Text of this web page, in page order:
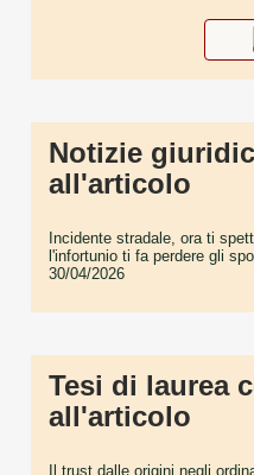
Notizie
all'articolo
Incidente stradale, ora ti
l'infortunio ti fa perdere gli
30/04/2026
Tesi di laurea
all'articolo
Il trust dalle origini negli